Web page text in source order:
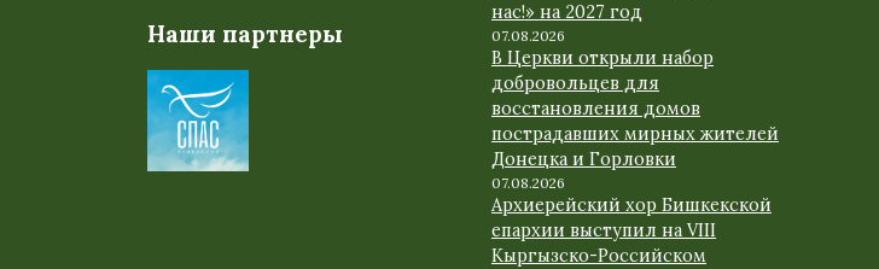
Наши партнеры
нас!» на 2027 год
07.08.2026
В Церкви открыли набор
добровольцев для
восстановления домов
пострадавших мирных жителей
Донецка и Горловки
07.08.2026
Архиерейский хор Бишкекской
епархии выступил на VIII
Кыргызско-Российском